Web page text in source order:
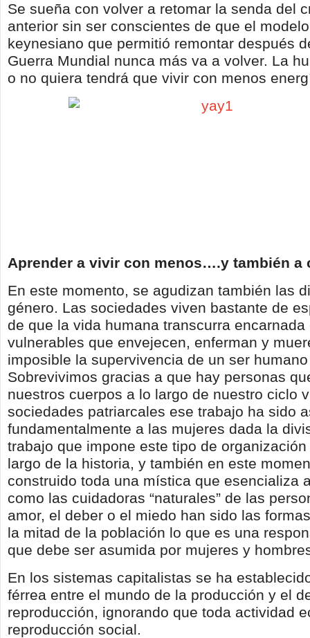
Se sueña con volver a retomar la senda del
anterior sin ser conscientes de que el
keynesiano que permitió remontar después
Guerra Mundial nunca más va a volver. La
o no quiera tendrá que vivir con menos
Aprender a vivir con menos….y también a
En este momento, se agudizan también las
género. Las sociedades viven bastante de
de que la vida humana transcurra encarnada
vulnerables que envejecen, enferman y
imposible la supervivencia de un ser
Sobrevivimos gracias a que hay personas
nuestros cuerpos a lo largo de nuestro ciclo
sociedades patriarcales ese trabajo ha sido
fundamentalmente a las mujeres dada la
trabajo que impone este tipo de
largo de la historia, y también en este
construido toda una mística que esencializa
como las cuidadoras “naturales” de las
amor, el deber o el miedo han sido las
la mitad de la población lo que es una
que debe ser asumida por mujeres y
En los sistemas capitalistas se ha
férrea entre el mundo de la producción y el
reproducción, ignorando que toda actividad
reproducción social.